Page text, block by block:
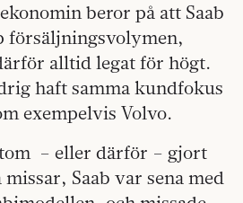
beror på att Saab
försäljningsvolymen,
alltid legat för högt.
haft samma kundfokus
exempelvis Volvo.
– eller därför – gjort
Saab var sena med